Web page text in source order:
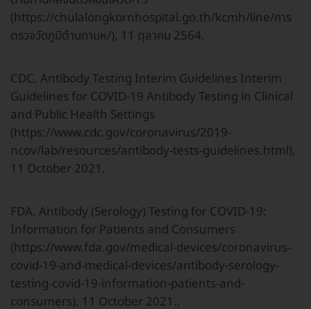
(https://chulalongkornhospital.go.th/kcmh/line/การ
ตรวจวัดภูมิต้านทานห/), 11 ตุลาคม 2564.
CDC, Antibody Testing Interim Guidelines Interim
Guidelines for COVID-19 Antibody Testing in Clinical
and Public Health Settings
(https://www.cdc.gov/coronavirus/2019-
ncov/lab/resources/antibody-tests-guidelines.html),
11 October 2021.
FDA, Antibody (Serology) Testing for COVID-19:
Information for Patients and Consumers
(https://www.fda.gov/medical-devices/coronavirus-
covid-19-and-medical-devices/antibody-serology-
testing-covid-19-information-patients-and-
consumers), 11 October 2021..